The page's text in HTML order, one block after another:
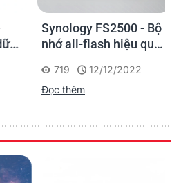
Synology FS2500 - Bộ
nhớ all-flash hiệu quả
doanh nghiệp vừa và
nhỏ
719
12/12/2022
Đọc thêm